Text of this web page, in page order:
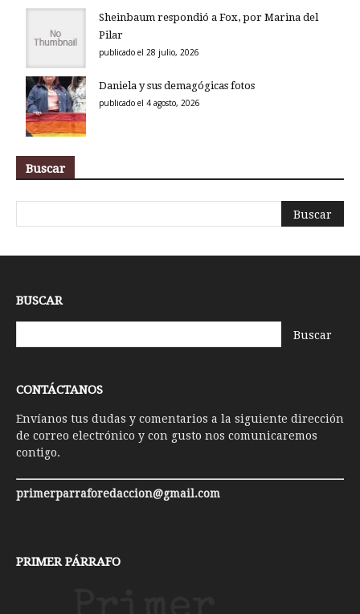
Sheinbaum respondió a Fox, por Marina del
Pilar
publicado el 28 julio, 2026
Daniela y sus demagógicas fotos
publicado el 4 agosto, 2026
Buscar
BUSCAR
CONTÁCTANOS
Envíanos tus dudas y comentarios a la siguiente dirección
de correo electrónico y con gusto nos comunicaremos
contigo.
primerparraforedaccion@gmail.com
PRIMER PÁRRAFO